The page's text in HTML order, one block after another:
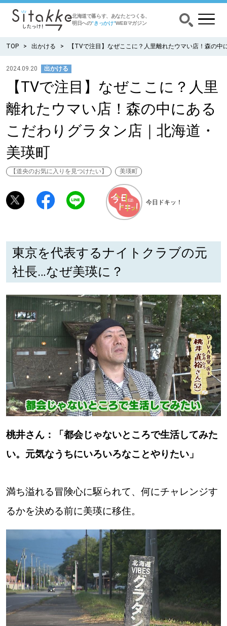
北海道で暮らす、あなたとつくる、
明日への”きっかけ”WEBマガジン
CATEGORY カテゴリー
食べる
出かける
暮らす
みがく
深める
ゆるむ
SitakkeTV
LOCAL ローカルエリア
all
札幌
道南
KEYWORD キーワード
Sitakke編集部あい
【いろんな価値観や生き方に触れたい】
Sitakke編集部 IKU
TOP 出かける 【TVで注目】なぜここに？人里離れたウマい店！森の
2024.09.20 出かける
【TVで注目】なぜここに？人里
離れたウマい店！森の中にある
こだわりグラタン店｜北海道・
美瑛町
【道央のお気に入りを見つけたい】 美瑛町
今日ドキッ！
東京を代表するナイトクラブの元
社長…なぜ美瑛に？
桃井さん：「都会じゃないところで生活してみた
い。元気なうちにいろいろなことやりたい」
満ち溢れる冒険心に駆られて、何にチャレンジす
るかを決める前に美瑛に移住。